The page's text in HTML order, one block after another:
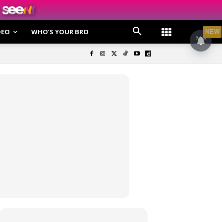
Privasi
WHO’S YOUR BRO NEW